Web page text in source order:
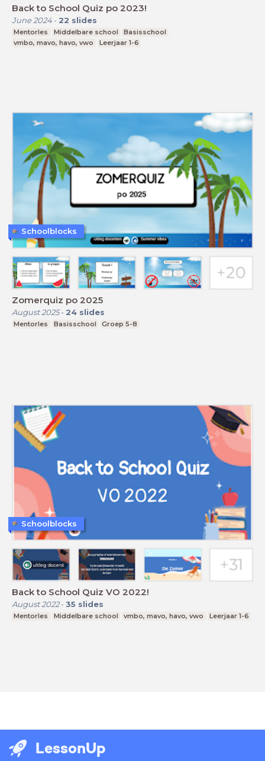
Back to School Quiz po 2023!
June 2024- 22 slides
Mentorles Middelbare school
Basisschool
vmbo, mavo, havo, vwo
Leerjaar 1-6
Zomerquiz po 2025
August 2025- 24 slides
Mentorles Basisschool Groep 5-8
Schoolblocks
Back to School Quiz VO 2022!
August 2022- 35 slides
Mentorles Middelbare school vmbo, mavo, havo, vwo Leerjaar 1-6
Schoolblocks
LessonUp